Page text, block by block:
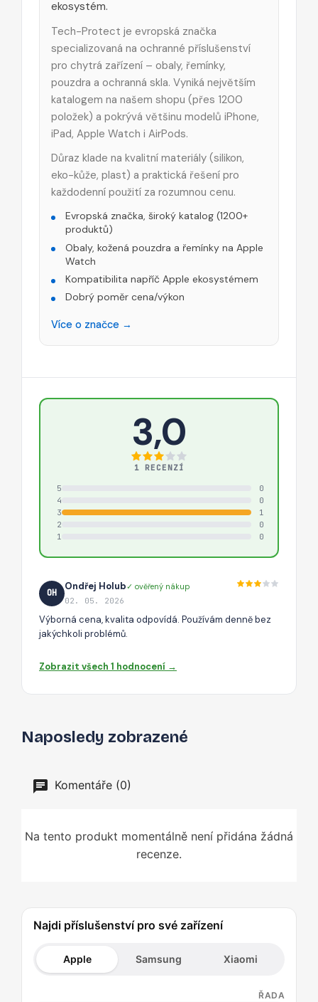
ekosystém.
Tech-Protect je evropská značka
specializovaná na ochranné příslušenství
pro chytrá zařízení – obaly, řemínky,
pouzdra a ochranná skla. Vyniká největším
katalogem na našem shopu (přes 1200
položek) a pokrývá většinu modelů iPhone,
iPad, Apple Watch i AirPods.
Důraz klade na kvalitní materiály (silikon,
eko-kůže, plast) a praktická řešení pro
každodenní použití za rozumnou cenu.
Evropská značka, široký katalog (1200+
produktů)
Obaly, kožená pouzdra a řemínky na Apple
Watch
Kompatibilita napříč Apple ekosystémem
Dobrý poměr cena/výkon
Více o značce →
3,0
1 RECENZÍ
5
0
4
0
3
1
2
0
1
0
OH
Ondřej Holub✓ ověřený nákup
02. 05. 2026
Výborná cena, kvalita odpovídá. Používám denně bez
jakýchkoli problémů.
Zobrazit všech 1 hodnocení →
Naposledy zobrazené
Komentáře (0)
Na tento produkt momentálně není přidána žádná
recenze.
Najdi příslušenství pro své zařízení
Apple Samsung Xiaomi
ŘADA